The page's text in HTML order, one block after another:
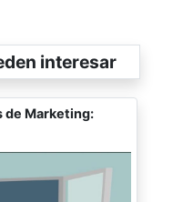
interesar
de Marketing: